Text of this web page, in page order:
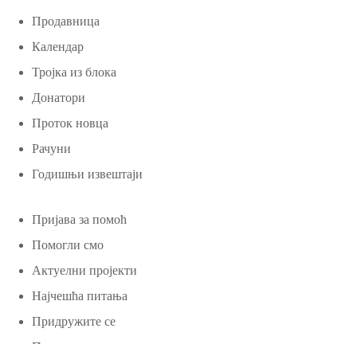
Продавница
Календар
Тројка из блока
Донатори
Проток новца
Рачуни
Годишњи извештаји
Пријава за помоћ
Помогли смо
Актуелни пројекти
Најчешћа питања
Придружите се